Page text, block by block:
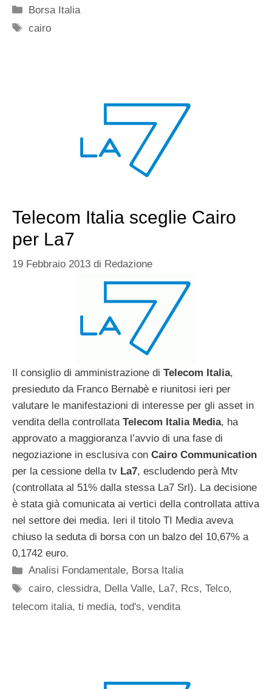
Categorie
Borsa Italia
Tag
cairo
Telecom Italia sceglie Cairo
per La7
19 Febbraio 2013 di Redazione
Il consiglio di amministrazione di Telecom Italia,
presieduto da Franco Bernabè e riunitosi ieri per
valutare le manifestazioni di interesse per gli asset in
vendita della controllata Telecom Italia Media, ha
approvato a maggioranza l’avvio di una fase di
negoziazione in esclusiva con Cairo Communication
per la cessione della tv La7, escludendo perà Mtv
(controllata al 51% dalla stessa La7 Srl). La decisione
è stata già comunicata ai vertici della controllata attiva
nel settore dei media. Ieri il titolo TI Media aveva
chiuso la seduta di borsa con un balzo del 10,67% a
0,1742 euro.
Categorie
Analisi Fondamentale, Borsa Italia
Tag
cairo,clessidra, Della Valle, La7, Rcs,Telco,
telecom italia, ti media, tod's, vendita